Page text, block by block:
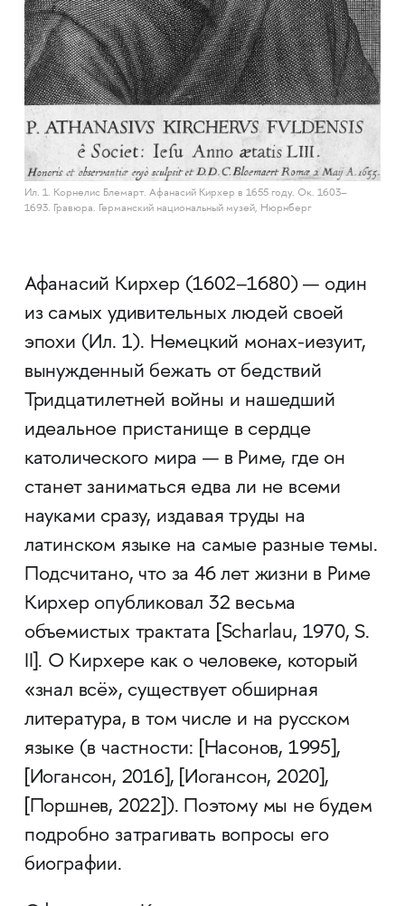
Ил. 1. Корнелис Блемарт. Афанасий Кирхер в 1655 году. Ок. 1603–
1693. Гравюра. Германский национальный музей, Нюрнберг
Афанасий Кирхер (1602–1680) — один
из самых удивительных людей своей
эпохи (Ил. 1). Немецкий монах-иезуит,
вынужденный бежать от бедствий
Тридцатилетней вой­ны и нашедший
идеальное пристанище в сердце
католического мира — в Риме, где он
станет заниматься едва ли не всеми
науками сразу, издавая труды на
латинском языке на самые разные темы.
Подсчитано, что за 46 лет жизни в Риме
Кирхер опубликовал 32 весьма
объемистых трактата [Scharlau, 1970, S.
II]. О Кирхере как о человеке, который
«знал всё», существует обширная
литература, в том числе и на русском
языке (в частности: [Насонов, 1995],
[Иогансон, 2016], [Иогансон, 2020],
[Поршнев, 2022]). Поэтому мы не будем
подробно затрагивать вопросы его
биографии.